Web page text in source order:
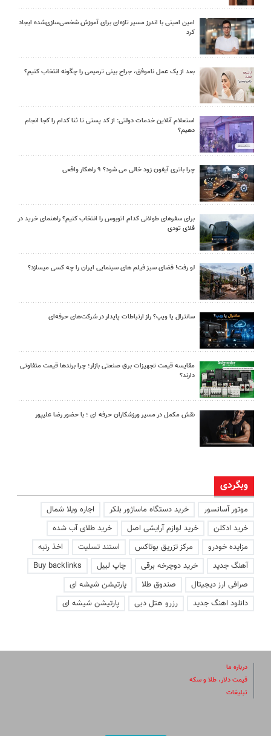
امین امینی با اندرز مسیر تازه‌ای برای آموزش شخصی‌سازی‌شده ایجاد
کرد
بعد از یک عمل ناموفق، جراح بینی ترمیمی را چگونه انتخاب کنیم؟
استعلام آنلاین خدمات دولتی: از کد پستی تا ثنا کدام را کجا انجام
دهیم؟
چرا باتری آیفون زود خالی می شود؟ ۹ راهکار واقعی
برای سفرهای طولانی کدام اتوبوس را انتخاب کنیم؟ راهنمای خرید در
فلای تودی
لو رفت! فضای سبز فیلم های سینمایی ایران را چه کسی میسازد؟
سانترال یا ویپ؟ راز ارتباطات پایدار در شرکت‌های حرفه‌ای
مقایسه قیمت تجهیزات برق صنعتی بازار؛ چرا برندها قیمت متفاوتی
دارند؟
نقش مکمل در مسیر ورزشکاران حرفه ای ؛ با حضور رضا علیپور
وبگردی
موتور آسانسور خرید دستگاه ماساژور بلکر
اجاره ویلا شمال
خرید ادکلن
خرید لوازم آرایشی اصل
خرید طلای آب شده
مزایده خودرو
مرکز تزریق بوتاکس استند تسلیت
اخذ رتبه
آهنگ جدید
خرید دوچرخه برقی چاپ لیبل
Buy backlinks
صرافی ارز دیجیتال
صندوق طلا
پارتیشن شیشه ای
دانلود اهنگ جدید
رزرو هتل دبی پارتیشن شیشه ای
درباره ما
قیمت دلار، طلا و سکه
تبلیغات